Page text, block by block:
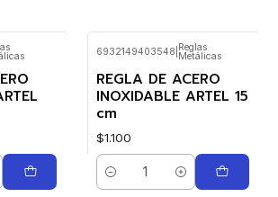
6932149403548 Reglas
Metálicas
REGLA DE ACERO
INOXIDABLE ARTEL 15
cm
$1.100
Cantidad